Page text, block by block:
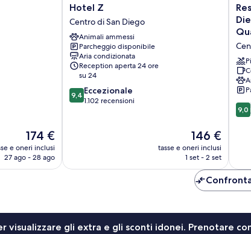
Il
prezzo
attuale
174 €
e oneri inclusi
27 ago - 28 ago
Hotel
Z
Centro
di
San
Diego
Hotel Z
Centro di San Diego
Animali ammessi
Parcheggio disponibile
Aria condizionata
Reception aperta 24 ore
su 24
9.4
su
9,4 Eccezionale
1.102 recensioni
Il
prezzo
attuale
146 €
146 €
tasse e oneri inclusi
1 set - 2 set
Inn
by
San
di
San
9.0
su
9,0
visualizzare gli extra e gli sconti idonei. Prenotare